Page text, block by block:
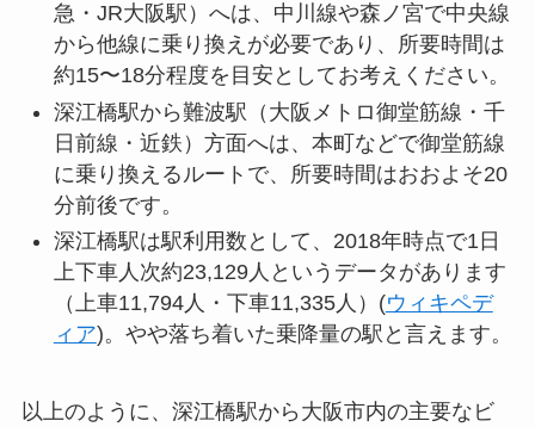
急・JR大阪駅）へは、中川線や森ノ宮で中央線
から他線に乗り換えが必要であり、所要時間は
約15〜18分程度を目安としてお考えください。
深江橋駅から難波駅（大阪メトロ御堂筋線・千
日前線・近鉄）方面へは、本町などで御堂筋線
に乗り換えるルートで、所要時間はおおよそ20
分前後です。
深江橋駅は駅利用数として、2018年時点で1日
上下車人次約23,129人というデータがあります
（上車11,794人・下車11,335人）(ウィキペデ
ィア)。やや落ち着いた乗降量の駅と言えます。
以上のように、深江橋駅から大阪市内の主要なビ